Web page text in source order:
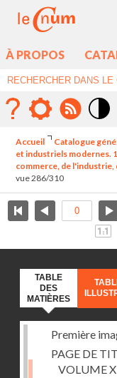
À PROPOS
élévé
Accueil Catalogue
et industriels modernes.
commerce, de l'industrie,
vue 286/310
TABLE
DES
MATIÈRES
Première
PAGE DE
VOLUME X